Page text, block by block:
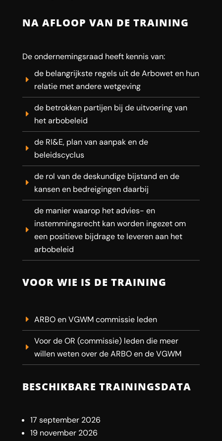
NA AFLOOP VAN DE TRAINING
De ondernemingsraad heeft kennis van:
de belangrijkste regels uit de Arbowet en hun
relatie met andere wetgeving
de betrokken partijen bij de uitvoering van
het arbobeleid
de RI&E, plan van aanpak en de
beleidscyclus
de rol van de deskundige bijstand en de
kansen en bedreigingen daarbij
de manier waarop het advies- en
instemmingsrecht kan worden ingezet om
een positieve bijdrage te leveren aan het
arbobeleid
VOOR WIE IS DE TRAINING
ARBO en VGWM commissie leden
Voor de OR (commissie) leden die meer
willen weten over de ARBO en de VGWM
BESCHIKBARE TRAININGSDATA
17 september 2026
19 november 2026